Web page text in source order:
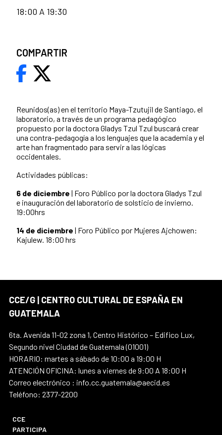
Reunidos(as) en el territorio Maya-Tzutujil de Santiago, el
laboratorio, a través de un programa pedagógico
propuesto por la doctora Gladys Tzul Tzul buscará crear
una contra-pedagogía a los lenguajes que la academia y el
arte han fragmentado para servir a las lógicas
occidentales.
Actividades públicas:
6 de diciembre | Foro Público por la doctora Gladys Tzul
e inauguración del laboratorio de solsticio de invierno.
19:00hrs
14 de diciembre | Foro Público por Mujeres Ajchowen:
Kajulew. 18:00 hrs
18:00 A 19:30
COMPARTIR
CCE/G | CENTRO CULTURAL DE ESPAÑA EN
GUATEMALA
6ta. Avenida 11-02 zona 1, Centro Histórico – Edifico Lux,
Segundo nivel Ciudad de Guatemala (01001)
HORARIO: martes a sábado de 10:00 a 19:00 H
ATENCIÓN OFICINA: lunes a viernes de 9:00 A 18:00 H
Correo electrónico : info.cc.guatemala@aecid.es
Teléfono: 2377-2200
CCE
PARTICIPA